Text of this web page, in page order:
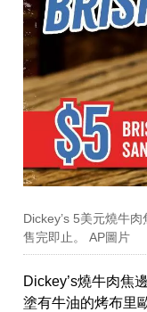
Dickey’s 5美元燒牛
售完即止。 AP圖片
Dickey’s燒牛肉焦
塗有牛油的烤布里